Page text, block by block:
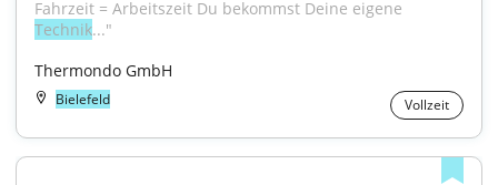
Technik..."
Thermondo GmbH
Bielefeld Vollzeit